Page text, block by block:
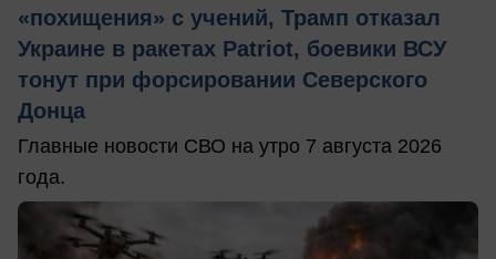
«похищения» с учений, Трамп отказал
Украине в ракетах Patriot, боевики ВСУ
тонут при форсировании Северского
Донца
Главные новости СВО на утро 7 августа 2026
года.